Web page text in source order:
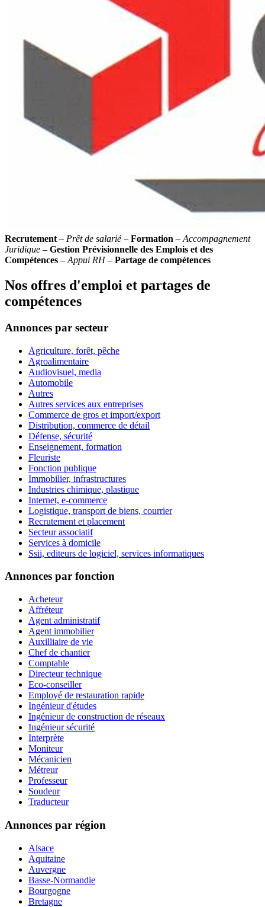
Recrutement – Prêt de salarié– Formation – Accompagnement
Juridique – Gestion Prévisionnelle des Emplois et des
Compétences – Appui RH– Partage de compétences
Nos offres d'emploi et partages de
compétences
Annonces par secteur
Agriculture, forêt, pêche
Agroalimentaire
Audiovisuel, media
Automobile
Autres
Autres services aux entreprises
Commerce de gros et import/export
Distribution, commerce de détail
Défense, sécurité
Enseignement, formation
Fleuriste
Fonction publique
Immobilier, infrastructures
Industries chimique, plastique
Internet, e-commerce
Logistique, transport de biens, courrier
Recrutement et placement
Secteur associatif
Services à domicile
Ssii, editeurs de logiciel, services informatiques
Annonces par fonction
Acheteur
Affréteur
Agent administratif
Agent immobilier
Auxilliaire de vie
Chef de chantier
Comptable
Directeur technique
Eco-conseiller
Employé de restauration rapide
Ingénieur d'études
Ingénieur de construction de réseaux
Ingénieur sécurité
Interprète
Moniteur
Mécanicien
Métreur
Professeur
Soudeur
Traducteur
Annonces par région
Alsace
Aquitaine
Auvergne
Basse-Normandie
Bourgogne
Bretagne